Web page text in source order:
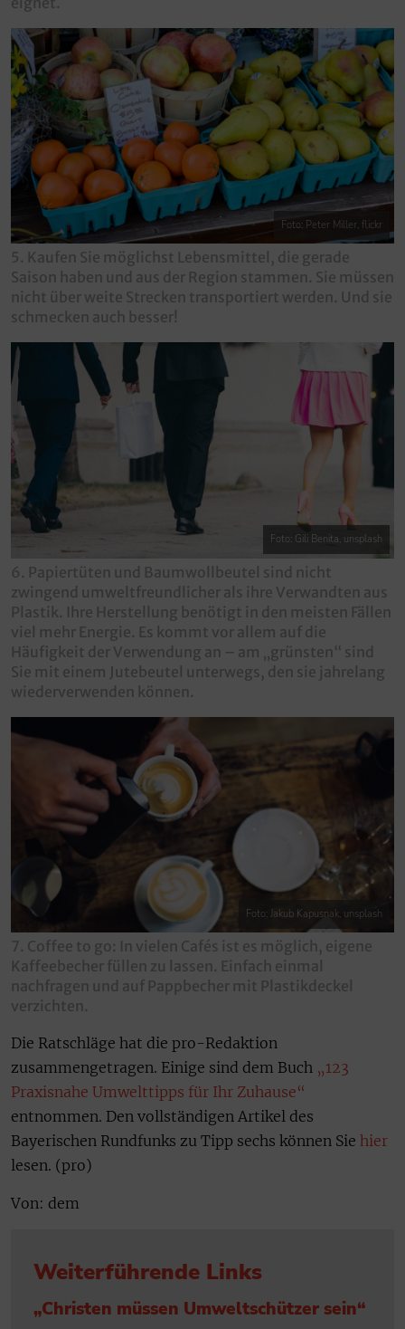
Foto: Peter Miller, flickr
5. Kaufen Sie möglichst Lebensmittel, die gerade
Saison haben und aus der Region stammen. Sie müssen
nicht über weite Strecken transportiert werden. Und sie
schmecken auch besser!
Foto: Gili Benita, unsplash
6. Papiertüten und Baumwollbeutel sind nicht
zwingend umweltfreundlicher als ihre Verwandten aus
Plastik. Ihre Herstellung benötigt in den meisten Fällen
viel mehr Energie. Es kommt vor allem auf die
Häufigkeit der Verwendung an – am „grünsten“ sind
Sie mit einem Jutebeutel unterwegs, den sie jahrelang
wiederverwenden können.
Foto: Jakub Kapusnak, unsplash
7. Coffee to go: In vielen Cafés ist es möglich, eigene
Kaffeebecher füllen zu lassen. Einfach einmal
nachfragen und auf Pappbecher mit Plastikdeckel
verzichten.
Die Ratschläge hat die pro-Redaktion
zusammengetragen. Einige sind dem Buch „123
Praxisnahe Umwelttipps für Ihr Zuhause“
entnommen. Den vollständigen Artikel des
Bayerischen Rundfunks zu Tipp sechs können Sie hier
lesen. (pro)
Von: dem
Weiterführende Links
„Christen müssen Umweltschützer sein“